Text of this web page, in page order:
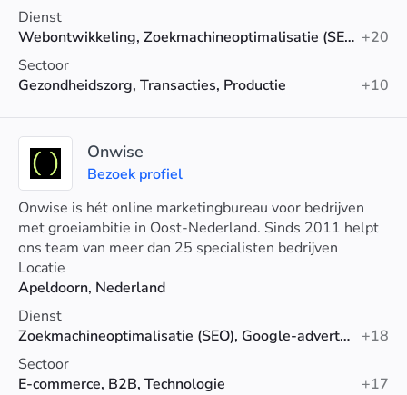
Dienst
Webontwikkeling, Zoekmachineoptimalisatie (SEO), Google-advertenties +20
Sectoor
Gezondheidszorg, Transacties, Productie
+10
Onwise
Bezoek profiel
Onwise is hét online marketingbureau voor bedrijven
met groeiambitie in Oost-Nederland. Sinds 2011 helpt
ons team van meer dan 25 specialisten bedrijven
groeien door strategieën op maat, SEO, SEA, social
media en conversie-optimalisatie. Met een passie voor
lokale bedrijven zetten wij Oost-Nederland op de kaart
door unieke verhalen en kwaliteiten te versterken. We
are On it!
Locatie
Apeldoorn, Nederland
Dienst
Zoekmachineoptimalisatie (SEO), Google-advertenties, Sociale media marketing
+18
Sectoor
E-commerce, B2B, Technologie
+17